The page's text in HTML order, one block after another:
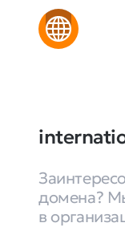
домена?
в